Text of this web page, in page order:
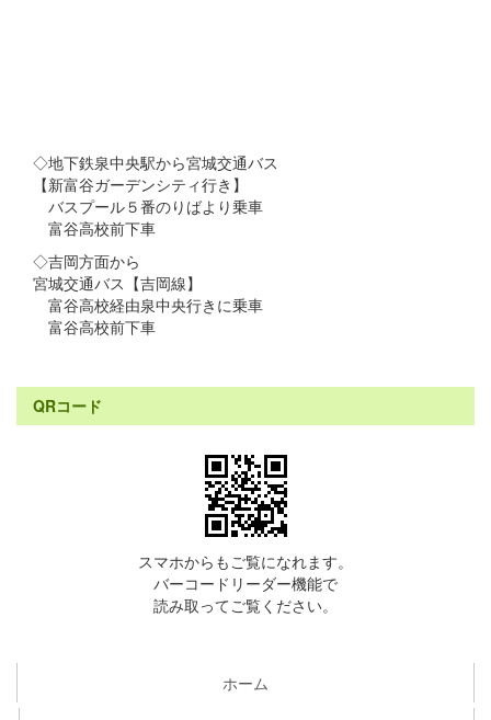
◇地下鉄泉中央駅から宮城交通バス
【新富谷ガーデンシティ行き】
バスプール５番のりばより乗車
富谷高校前下車
◇吉岡方面から
宮城交通バス【吉岡線】
富谷高校経由泉中央行きに乗車
富谷高校前下車
QRコード
スマホからもご覧になれます。
バーコードリーダー機能で
読み取ってご覧ください。
ホーム